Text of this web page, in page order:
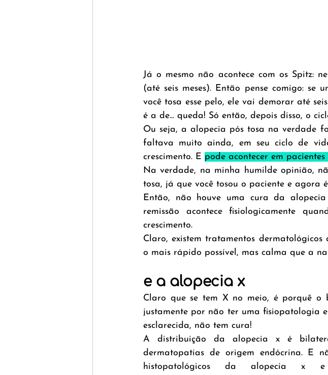
Já o mesmo não acontece com os Spitz:
(até seis meses). Então pense comigo: se
você tosa esse pelo, ele vai demorar até
é a de... queda! Só então, depois disso, o
Ou seja, a alopecia pós tosa na verdade
faltava muito ainda, em seu ciclo de
crescimento. E pode acontecer em
Na verdade, na minha humilde opinião,
tosa, já que você tosou o paciente e agora
Então, não houve uma cura da
remissão acontece fisiologicamente
crescimento.
Claro, existem tratamentos
o mais rápido possível, mas calma que a
e a alopecia x
Claro que se tem X no meio, é porquê o
justamente por não ter uma fisiopatologia
esclarecida, não tem cura!
A distribuição da alopecia x é
dermatopatias de origem endócrina. E
histopatológicos da alopecia x